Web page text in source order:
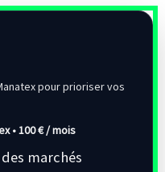
pour prioriser vos
•100 € / mois
marchés